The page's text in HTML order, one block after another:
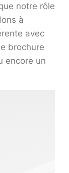
notre rôle
à
avec
brochure
encore un